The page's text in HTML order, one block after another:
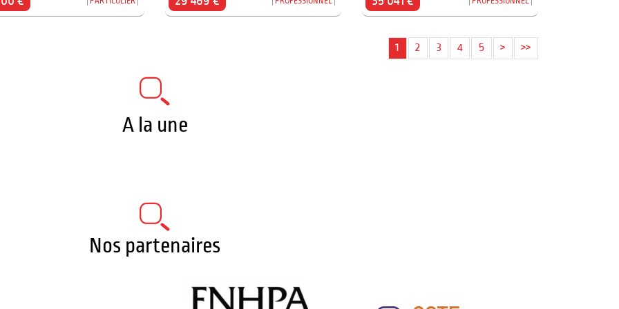
1 2 3 4 5 > >>
A la une
Nos partenaires